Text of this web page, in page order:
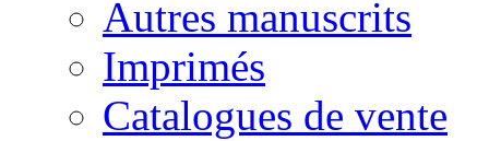
Autres manuscrits
Imprimés
Catalogues de vente